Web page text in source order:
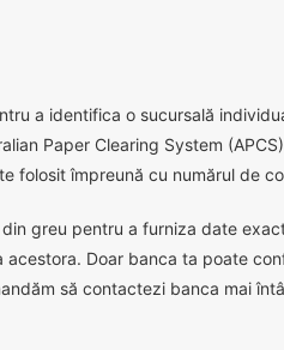
a identifica o sucursală
Paper Clearing System
folosit împreună cu numărul de
greu pentru a furniza date
Doar banca ta poate
să contactezi banca mai